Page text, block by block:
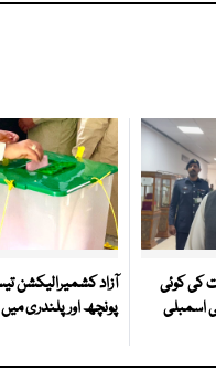
کی کوئی
اسمبلی
آزاد کشمیرالیکشن
پونچھ اور پلندری